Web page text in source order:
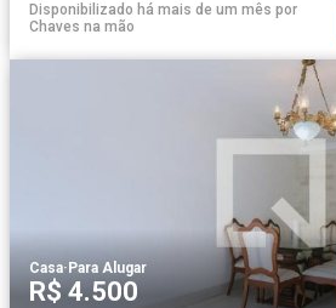
Disponibilizado há mais de um mês por
Chaves na mão
Casa· Para Alugar
R$ 4.500